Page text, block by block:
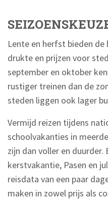
Lente en herfst bieden de
drukte en prijzen voor
september en oktober
rustiger treinen dan de
steden liggen ook lager
Vermijd reizen tijdens
schoolvakanties in
zijn dan voller en
kerstvakantie, Pasen en
reisdata van een paar
maken in zowel prijs als